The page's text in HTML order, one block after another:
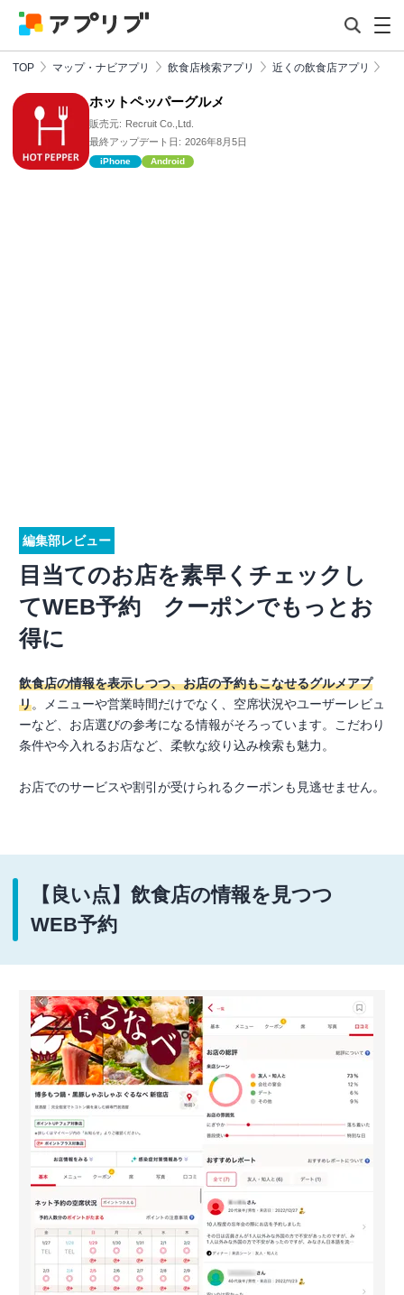
TOP マップ・ナビアプリ 飲食店検索アプリ 近くの飲食店アプリ
ホットペッパーグルメ
販売元: Recruit Co.,Ltd.
最終アップデート日: 2026年8月5日
iPhone Android
編集部レビュー
目当てのお店を素早くチェックし
てWEB予約 クーポンでもっとお
得に
飲食店の情報を表示しつつ、お店の予約もこなせるグルメアプ
リ。メニューや営業時間だけでなく、空席状況やユーザーレビュ
ーなど、お店選びの参考になる情報がそろっています。こだわり
条件や今入れるお店など、柔軟な絞り込み検索も魅力。
お店でのサービスや割引が受けられるクーポンも見逃せません。
【良い点】飲食店の情報を見つつ
WEB予約